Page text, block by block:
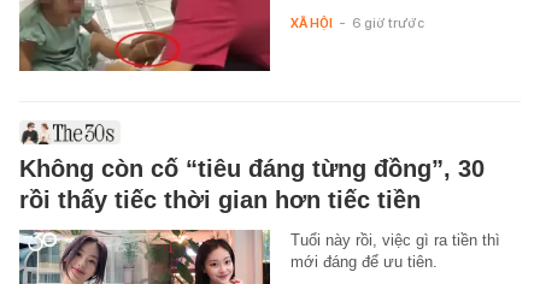
XÃ HỘI - 6 giờ trước
Không còn cố “tiêu đáng từng đồng”, 30
rồi thấy tiếc thời gian hơn tiếc tiền
Tuổi này rồi, việc gì ra tiền thì
mới đáng để ưu tiên.